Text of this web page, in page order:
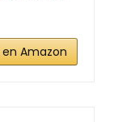
Amazon